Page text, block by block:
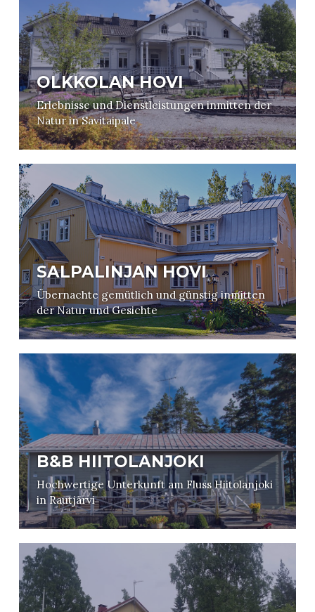
OLKKOLAN HOVI
Erlebnisse und Dienstleistungen inmitten der
Natur in Savitaipale
SALPALINJAN HOVI
Übernachte gemütlich und günstig inmitten
der Natur und Gesichte
B&B HIITOLANJOKI
Hochwertige Unterkunft am Fluss Hiitolanjoki
in Rautjärvi